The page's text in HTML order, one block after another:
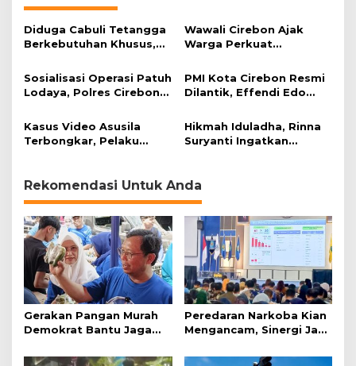
Diduga Cabuli Tetangga
Berkebutuhan Khusus,
Wawali Cirebon Ajak
Warga Perkuat
Momentum Harjad ke-
599
Sosialisasi Operasi Patuh
Lodaya, Polres Cirebon
PMI Kota Cirebon Resmi
Dilantik, Effendi Edo
Bencana
Kasus Video Asusila
Terbongkar, Pelaku
Hikmah Iduladha, Rinna
Suryanti Ingatkan
Rekomendasi Untuk Anda
Gerakan Pangan Murah
Demokrat Bantu Jaga
Peredaran Narkoba Kian
Mengancam, Sinergi Jadi